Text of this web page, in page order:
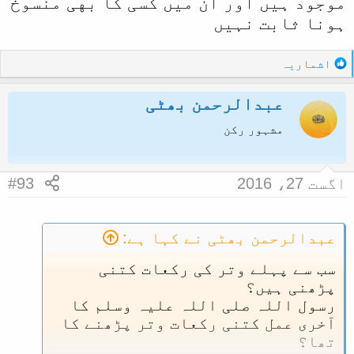
ہونا ثابت نہیں
R
e
a
c
o
n
اشماریہ
عبدالرحمن بھٹی
مشہور رکن
اگست 27، 2016 #93
عبدالرحمن بھٹی نے کہا ہے:
سب سے پہلے وتر کی رکعات کتنی
پڑھنی ہیں؟
رسول اللہ صلی اللہ علیہ وسلم کا
آخری عمل کتنی رکعات وتر پڑھنے کا
تھا؟